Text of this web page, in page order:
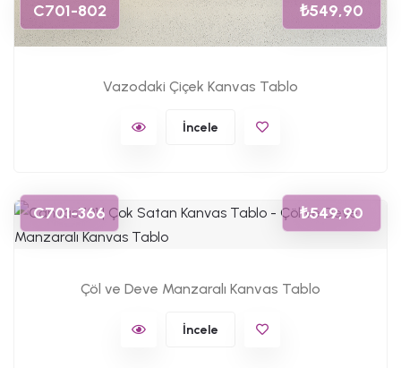
C701-802 ₺549,90
Vazodaki Çiçek Kanvas Tablo
İncele
C701-366 ₺549,90
Çöl ve Deve Manzaralı Kanvas Tablo
İncele